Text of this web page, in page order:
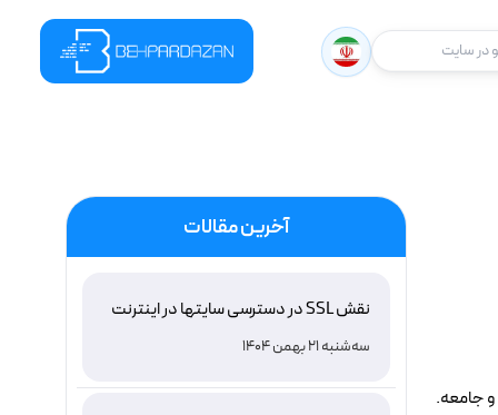
در سایت
جامعه.
آخرین مقالات
نقش SSL در دسترسی سایتها در اینترنت
ملی ایران و باور غلط درباره دامنه های IR
سه‌شنبه 21 بهمن 1404